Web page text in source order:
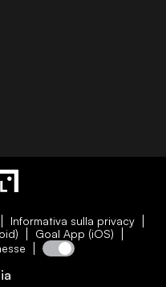
Informativa sulla privacy
Goal App (iOS)